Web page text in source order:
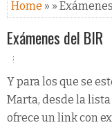
Home » »
Exámenes del BIR
Y para los que se
Marta, desde la
ofrece un link con